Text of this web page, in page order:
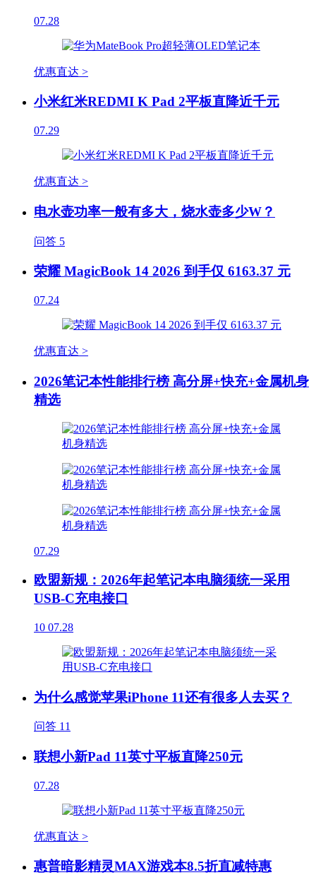
07.28
优惠直达 >
小米红米REDMI K Pad 2平板直降近千元
07.29
优惠直达 >
电水壶功率一般有多大，烧水壶多少W？
问答 5
荣耀 MagicBook 14 2026 到手仅 6163.37 元
07.24
优惠直达 >
2026笔记本性能排行榜 高分屏+快充+金属机身
精选
07.29
欧盟新规：2026年起笔记本电脑须统一采用
USB-C充电接口
10 07.28
为什么感觉苹果iPhone 11还有很多人去买？
问答 11
联想小新Pad 11英寸平板直降250元
07.28
优惠直达 >
惠普暗影精灵MAX游戏本8.5折直减特惠